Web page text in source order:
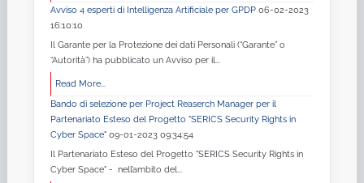
Avviso 4 esperti di Intelligenza Artificiale per GPDP 06-02-2023
16:10:10
Il Garante per la Protezione dei dati Personali (“Garante” o
“Autorità”) ha pubblicato un Avviso per il...
Read More...
Bando di selezione per Project Reaserch Manager per il
Partenariato Esteso del Progetto "SERICS Security Rights in
Cyber Space" 09-01-2023 09:34:54
Il Partenariato Esteso del Progetto "SERICS Security Rights in
Cyber Space" - nell’ambito del...